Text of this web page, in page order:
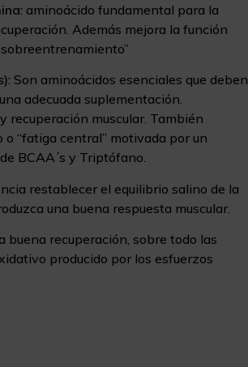
: aminoácido fundamental para la
Además mejora la función
: Son aminoácidos esenciales que deben
adecuada suplementación.
recuperación muscular. También
“fatiga central” motivada por un
BCAA´s y Triptófano.
restablecer el equilibrio salino de la
una buena respuesta muscular.
buena recuperación, sobre todo las
producido por los esfuerzos